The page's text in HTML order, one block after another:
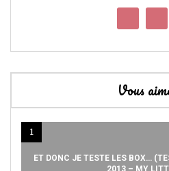
Vous
1
ET DONC JE TESTE LES BOX…